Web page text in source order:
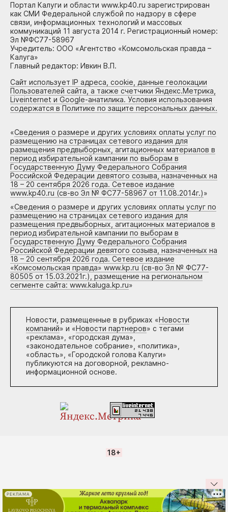
Портал Калуги и области www.kp40.ru зарегистрирован
как СМИ Федеральной службой по надзору в сфере
связи, информационных технологий и массовых
коммуникаций 11 августа 2014 г. Регистрационный номер:
Эл №ФС77-58967
Учредитель: ООО «Агентство «Комсомольская правда –
Калуга»
Главный редактор: Ивкин В.П.
Сайт использует IP адреса, cookie, данные геолокации
Пользователей сайта, а также счетчики Яндекс.Метрика,
Liveinternet и Google-анатилика. Условия использования
содержатся в Политике по защите персональных данных.
«Сведения о размере и других условиях оплаты услуг по
размещению на страницах сетевого издания для
размещения предвыборных, агитационных материалов в
период избирательной кампании по выборам в
Государственную Думу Федерального Собрания
Российской Федерации девятого созыва, назначенных на
18 – 20 сентября 2026 года. Сетевое издание
www.kp40.ru (св-во Эл № ФС77-58967 от 11.08.2014г.)»
«Сведения о размере и других условиях оплаты услуг по
размещению на страницах сетевого издания для
размещения предвыборных, агитационных материалов в
период избирательной кампании по выборам в
Государственную Думу Федерального Собрания
Российской Федерации девятого созыва, назначенных на
18 – 20 сентября 2026 года. Сетевое издание
«Комсомольская правда» www.kp.ru (св-во Эл № ФС77-
80505 от 15.03.2021г.), размещение на региональном
сегменте сайта: www.kaluga.kp.ru»
Новости, размещенные в рубриках «Новости
компаний» и «Новости партнеров» с тегами
«реклама», «городская дума»,
«законодательное собрание», «политика»,
«область», «Городской голова Калуги»
публикуются на договорной, рекламно-
информационной основе.
18+
РЕКЛАМА